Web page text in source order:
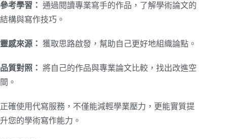
參考學習： 通過閱讀專業寫手的作品，了解學術論文的
結構與寫作技巧。
靈感來源： 獲取思路啟發，幫助自己更好地組織論點。
品質對照： 將自己的作品與專業論文比較，找出改進空
間。
正確使用代寫服務，不僅能減輕學業壓力，更能實質提
升您的學術寫作能力。